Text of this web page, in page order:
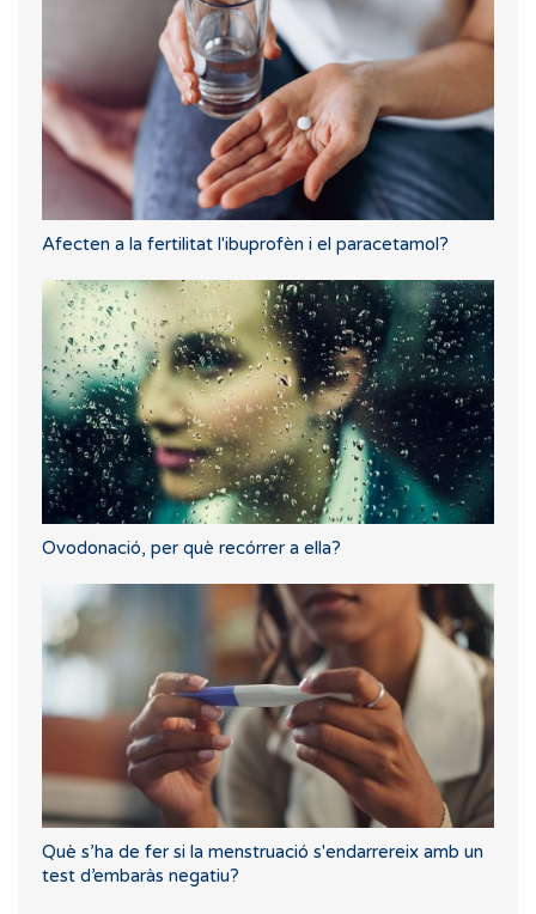
Afecten a la fertilitat l'ibuprofèn i el paracetamol?
Ovodonació, per què recórrer a ella?
Què s’ha de fer si la menstruació s'endarrereix amb un
test d’embaràs negatiu?